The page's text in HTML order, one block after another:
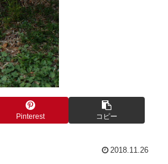
Pinterest コピー
2018.11.26